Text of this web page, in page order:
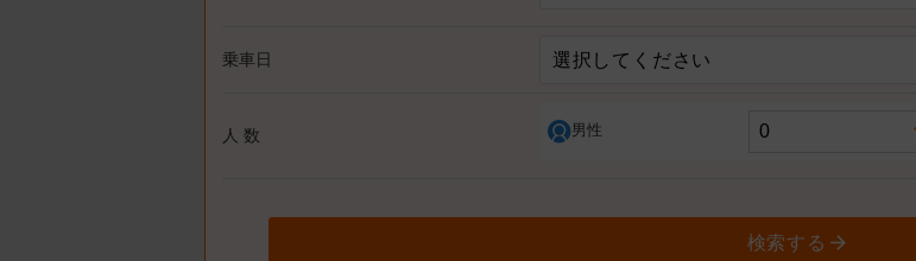
乗車日 選択してください
人 数 男性
検索する